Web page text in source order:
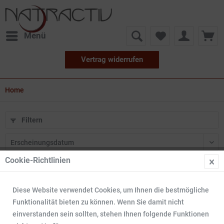
Menü
Vertrag widerrufen
Home
Filtern
TIPP!
Cookie-Richtlinien
Diese Website verwendet Cookies, um Ihnen die bestmögliche
Funktionalität bieten zu können. Wenn Sie damit nicht
einverstanden sein sollten, stehen Ihnen folgende Funktionen